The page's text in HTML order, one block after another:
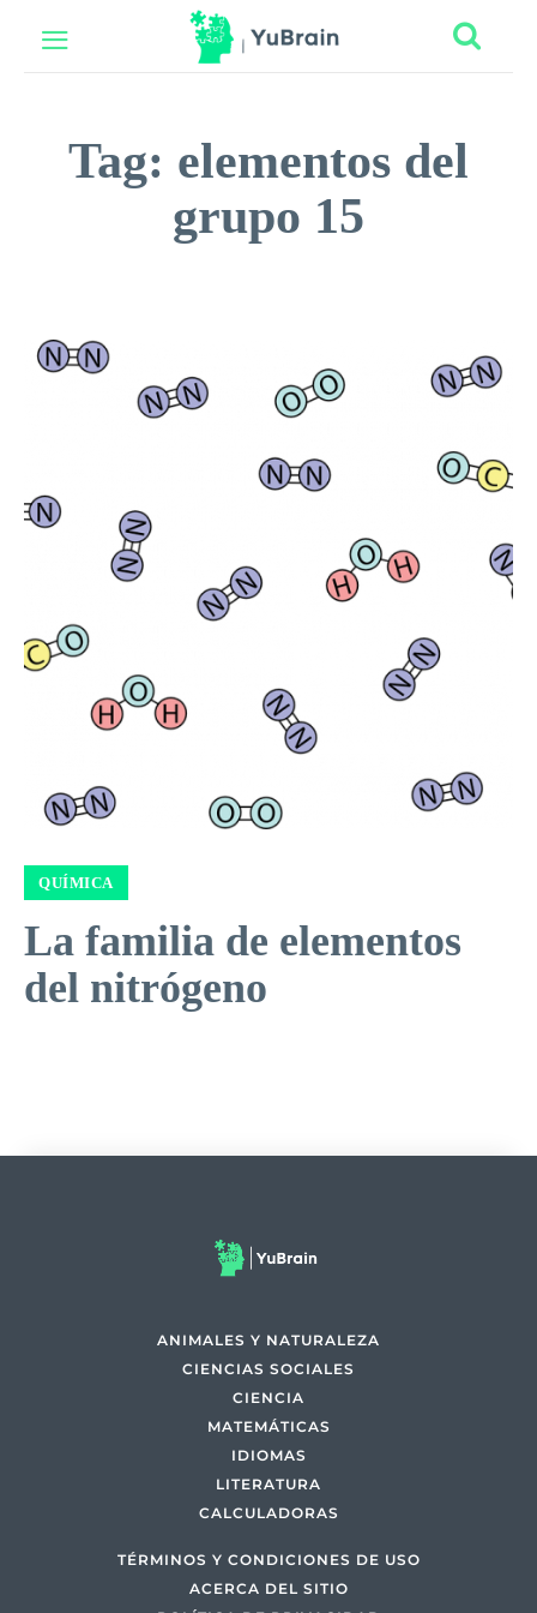
Tag: elementos del
grupo 15
QUÍMICA
La familia de elementos
del nitrógeno
ANIMALES Y NATURALEZA
CIENCIAS SOCIALES
CIENCIA
MATEMÁTICAS
IDIOMAS
LITERATURA
CALCULADORAS
TÉRMINOS Y CONDICIONES DE USO
ACERCA DEL SITIO